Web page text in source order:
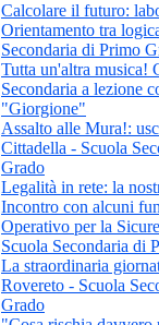
Calcolare il futuro:
Orientamento tra
Secondaria di Primo
Tutta un'altra musica!
Secondaria a lezione
"Giorgione"
Assalto alle Mura!:
Cittadella - Scuola
Grado
Legalità in rete: la
Incontro con alcuni
Operativo per la
Scuola Secondaria di
La straordinaria
Rovereto - Scuola
Grado